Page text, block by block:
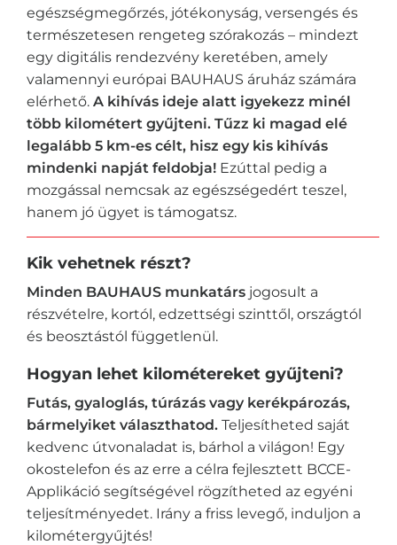
egészségmegőrzés, jótékonyság, versengés és
természetesen rengeteg szórakozás – mindezt
egy digitális rendezvény keretében, amely
valamennyi európai BAUHAUS áruház számára
elérhető. A kihívás ideje alatt igyekezz minél
több kilométert gyűjteni. Tűzz ki magad elé
legalább 5 km-es célt, hisz egy kis kihívás
mindenki napját feldobja! Ezúttal pedig a
mozgással nemcsak az egészségedért teszel,
hanem jó ügyet is támogatsz.
Kik vehetnek részt?
Minden BAUHAUS munkatársjogosult a
részvételre, kortól, edzettségi szinttől, országtól
és beosztástól függetlenül.
Hogyan lehet kilométereket gyűjteni?
Futás, gyaloglás, túrázás vagy kerékpározás,
bármelyiket választhatod.Teljesítheted saját
kedvenc útvonaladat is, bárhol a világon! Egy
okostelefon és az erre a célra fejlesztett BCCE-
Applikáció segítségével rögzítheted az egyéni
teljesítményedet. Irány a friss levegő, induljon a
kilométergyűjtés!